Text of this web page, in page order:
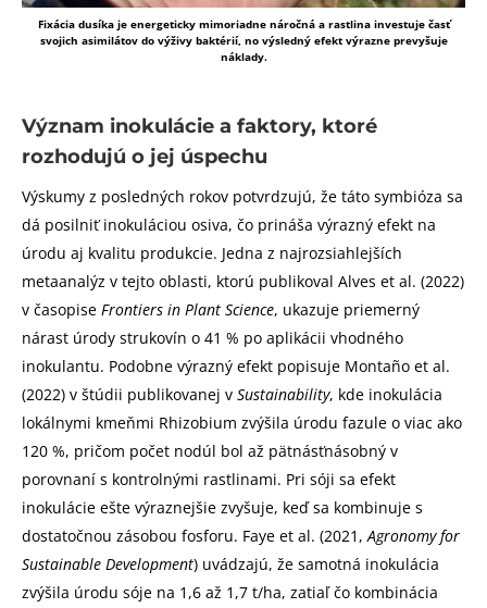
Fixácia dusíka je energeticky mimoriadne náročná a rastlina investuje časť
svojich asimilátov do výživy baktérií, no výsledný efekt výrazne prevyšuje
náklady.
Význam inokulácie a faktory, ktoré
rozhodujú o jej úspechu
Výskumy z posledných rokov potvrdzujú, že táto symbióza sa
dá posilniť inokuláciou osiva, čo prináša výrazný efekt na
úrodu aj kvalitu produkcie. Jedna z najrozsiahlejších
metaanalýz v tejto oblasti, ktorú publikoval Alves et al. (2022)
v časopise Frontiers in Plant Science, ukazuje priemerný
nárast úrody strukovín o 41 % po aplikácii vhodného
inokulantu. Podobne výrazný efekt popisuje Montaño et al.
(2022) v štúdii publikovanej v Sustainability, kde inokulácia
lokálnymi kmeňmi Rhizobium zvýšila úrodu fazule o viac ako
120 %, pričom počet nodúl bol až pätnásťnásobný v
porovnaní s kontrolnými rastlinami. Pri sóji sa efekt
inokulácie ešte výraznejšie zvyšuje, keď sa kombinuje s
dostatočnou zásobou fosforu. Faye et al. (2021, Agronomy for
Sustainable Development) uvádzajú, že samotná inokulácia
zvýšila úrodu sóje na 1,6 až 1,7 t/ha, zatiaľ čo kombinácia